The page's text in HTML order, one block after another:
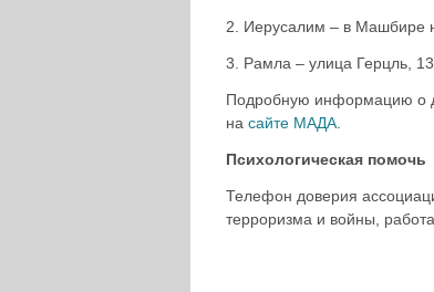
2. Иерусалим – в Машбире
3. Рамла – улица Герцль,
Подробную информацию о
на сайте МАДА
Психологическая помочь
Телефон доверия
терроризма и войны,